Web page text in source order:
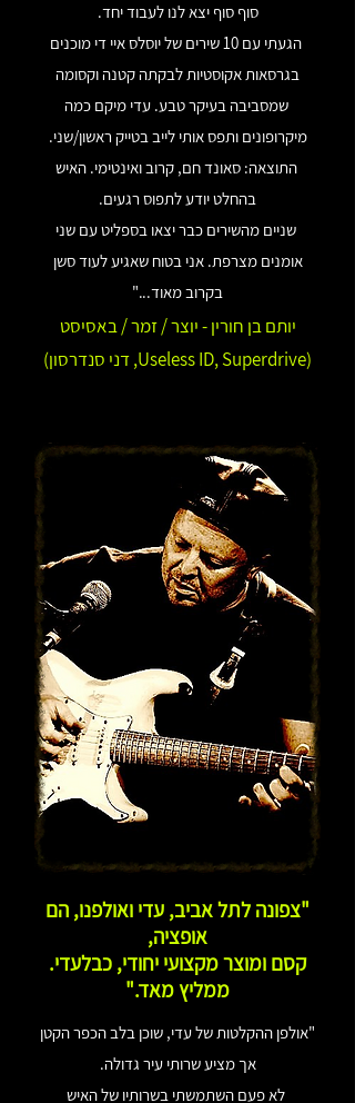
סוף סוף יצא לנו לעבוד יחד.
הגעתי עם 10 שירים של יוסלס איי די מוכנים
בגרסאות אקוסטיות לבקתה קטנה וקסומה
שמסביבה בעיקר טבע. עדי מיקם כמה
מיקרופונים ותפס אותי לייב בטייק ראשון/שני.
התוצאה: סאונד חם, קרוב ואינטימי. האיש
בהחלט יודע לתפוס רגעים.
שניים מהשירים כבר יצאו בספליט עם שני
אומנים מצרפת. אני בטוח שאגיע לעוד סשן
בקרוב מאוד..."
יותם בן חורין - יוצר / זמר / באסיסט
(Useless ID, Superdrive, דני סנדרסון)
"צפונה לתל אביב, עדי ואולפנו, הם
אופציה,
קסם ומוצר מקצועי יחודי, כבלעדי.
ממליץ מאד."
"אולפן ההקלטות של עדי, שוכן בלב הכפר הקטן
אך מציע שרותי עיר גדולה.
לא פעם השתמשתי בשרותיו של האיש